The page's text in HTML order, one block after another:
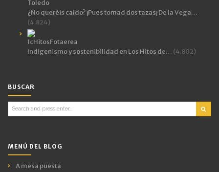
¿No queréis caldo? ¡Pues tomad dos tazas¡ De la Vega…
(4.824)
Indigenismo y sostenibilidad en Los Hitos de… (4.802)
BUSCAR
Search
for:
MENÚ DEL BLOG
A mesa puesta